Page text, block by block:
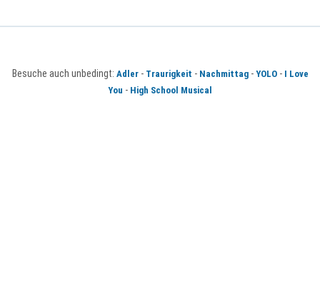
Besuche auch unbedingt: Adler- Traurigkeit - Nachmittag- YOLO- I Love
You - High School Musical